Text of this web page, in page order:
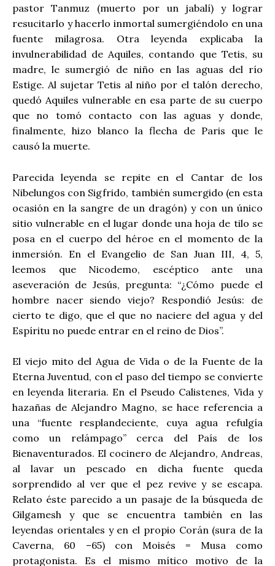
pastor Tanmuz (muerto por un jabalí) y lograr
resucitarlo y hacerlo inmortal sumergiéndolo en una
fuente milagrosa. Otra leyenda explicaba la
invulnerabilidad de Aquiles, contando que Tetis, su
madre, le sumergió de niño en las aguas del río
Estige. Al sujetar Tetis al niño por el talón derecho,
quedó Aquiles vulnerable en esa parte de su cuerpo
que no tomó contacto con las aguas y donde,
finalmente, hizo blanco la flecha de Paris que le
causó la muerte.
Parecida leyenda se repite en el Cantar de los
Nibelungos con Sigfrido, también sumergido (en esta
ocasión en la sangre de un dragón) y con un único
sitio vulnerable en el lugar donde una hoja de tilo se
posa en el cuerpo del héroe en el momento de la
inmersión. En el Evangelio de San Juan III, 4, 5,
leemos que Nicodemo, escéptico ante una
aseveración de Jesús, pregunta: “¿Cómo puede el
hombre nacer siendo viejo? Respondió Jesús: de
cierto te digo, que el que no naciere del agua y del
Espíritu no puede entrar en el reino de Dios”.
El viejo mito del Agua de Vida o de la Fuente de la
Eterna Juventud, con el paso del tiempo se convierte
en leyenda literaria. En el Pseudo Calistenes, Vida y
hazañas de Alejandro Magno, se hace referencia a
una “fuente resplandeciente, cuya agua refulgía
como un relámpago” cerca del País de los
Bienaventurados. El cocinero de Alejandro, Andreas,
al lavar un pescado en dicha fuente queda
sorprendido al ver que el pez revive y se escapa.
Relato éste parecido a un pasaje de la búsqueda de
Gilgamesh y que se encuentra también en las
leyendas orientales y en el propio Corán (sura de la
Caverna, 60 –65) con Moisés = Musa como
protagonista. Es el mismo mítico motivo de la